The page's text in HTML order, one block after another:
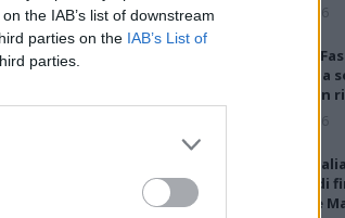
the IAB’s list of downstream
parties on the IAB’s List of
parties.
prende
lo zoccolo
il
6 Ago 2026
Anche il
salgono a
tra le non
5 Ago 2026
Coppa
16esimi di
Sassari e